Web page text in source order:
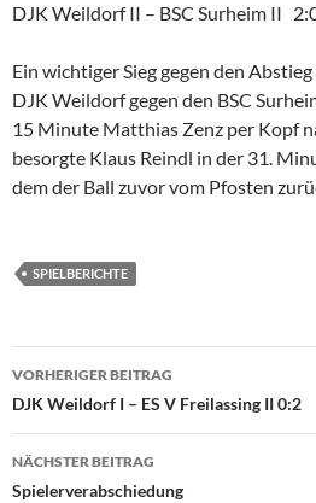
DJK Weildorf II – BSC Surheim II
Ein wichtiger Sieg gegen den
DJK Weildorf gegen den BSC
15 Minute Matthias Zenz per Kopf
besorgte Klaus Reindl in der 31.
dem der Ball zuvor vom Pfosten
SPIELBERICHTE
Beitragsnavigation
VORHERIGER BEITRAG
DJK Weildorf I – ES V Freilassing II 0:2
NÄCHSTER BEITRAG
Spielerverabschiedung